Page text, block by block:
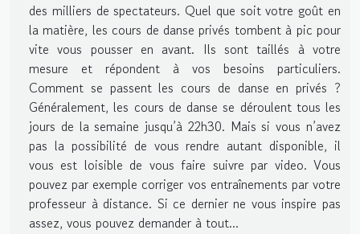
des milliers de spectateurs. Quel que soit votre goût en
la matière, les cours de danse privés tombent à pic pour
vite vous pousser en avant. Ils sont taillés à votre
mesure et répondent à vos besoins particuliers.
Comment se passent les cours de danse en privés ?
Généralement, les cours de danse se déroulent tous les
jours de la semaine jusqu’à 22h30. Mais si vous n’avez
pas la possibilité de vous rendre autant disponible, il
vous est loisible de vous faire suivre par video. Vous
pouvez par exemple corriger vos entraînements par votre
professeur à distance. Si ce dernier ne vous inspire pas
assez, vous pouvez demander à tout...